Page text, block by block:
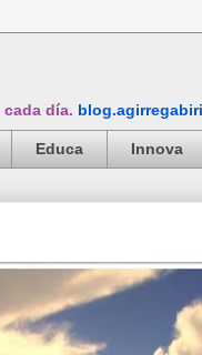
día.
Educa Innova